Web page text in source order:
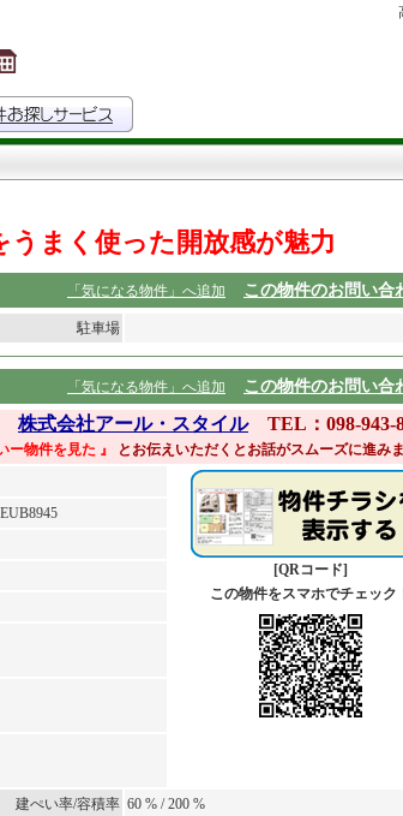
まく使った開放感が魅力
「気になる物件」へ追加 この物件のお問い合
駐車場
「気になる物件」へ追加 この物件のお問い合
株式会社アール・スタイルTEL：098-943-
ー物件を見た 』 とお伝えいただくとお話がスムーズに進みま
[QRコード]
この物件をスマホでチェック
建ぺい率/容積率 60 % / 200 %